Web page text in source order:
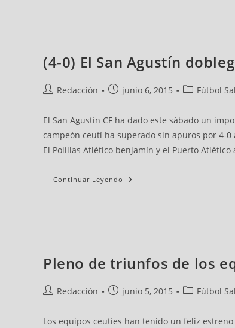
(4-0) El San Agustín
Redacción junio 6, 2015 Fútbol
El San Agustín CF ha dado este sábado un
campeón ceutí ha superado sin apuros por 4-0
El Polillas Atlético benjamín y el Puerto
Continuar Leyendo
Pleno de triunfos de los
Redacción junio 5, 2015 Fútbol
Los equipos ceutíes han tenido un feliz